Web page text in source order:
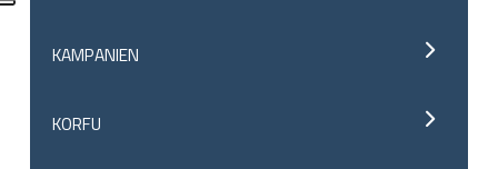
KAMPANIEN
KORFU